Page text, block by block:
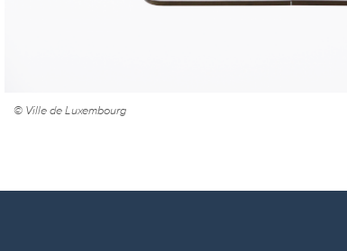
© Ville de Luxembourg